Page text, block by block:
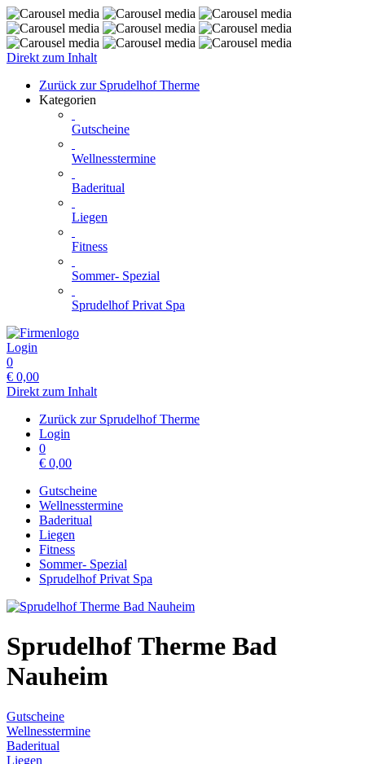
Direkt zum Inhalt
Zurück zur Sprudelhof Therme
Kategorien
Gutscheine
Wellnesstermine
Baderitual
Liegen
Fitness
Sommer- Spezial
Sprudelhof Privat Spa
Login
0
€ 0,00
Direkt zum Inhalt
Zurück zur Sprudelhof Therme
Login
0
€ 0,00
Gutscheine
Wellnesstermine
Baderitual
Liegen
Fitness
Sommer- Spezial
Sprudelhof Privat Spa
Sprudelhof Therme Bad
Nauheim
Gutscheine
Wellnesstermine
Baderitual
Liegen